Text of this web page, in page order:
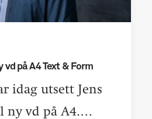
vd på A4 Text & Form
idag utsett Jens
ny vd på A4.…